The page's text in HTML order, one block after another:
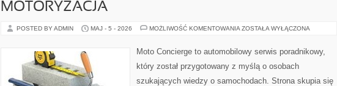
MOTORYZACJA
POSTED BY ADMIN MAJ - 5 - 2026 MOŻLIWOŚĆ KOMENTOWANIA MOTORYZACJA
ZOSTAŁA WYŁĄCZONA
Moto Concierge to automobilowy serwis poradnikowy,
który został przygotowany z myślą o osobach
szukających wiedzy o samochodach. Strona skupia się